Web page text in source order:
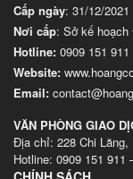
Cấp ngày: 31/12/2021
Nơi cấp: Sở kế
Hotline: 0909 151 911
Website:
Email:
VĂN PHÒNG GIAO
Địa chỉ: 228 Chi Lăng,
Hotline: 0909 151 911